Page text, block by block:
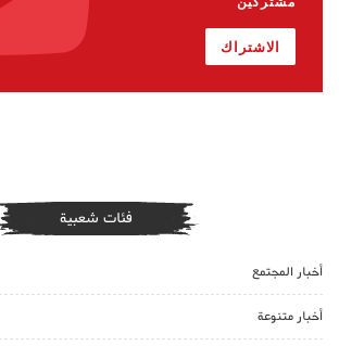
الاشتراك
فئات شعبية
أخبار المجتمع
أخبار متنوعة